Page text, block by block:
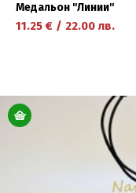
Медальон ''Линии''
11.25 € / 22.00 лв.
научете повече